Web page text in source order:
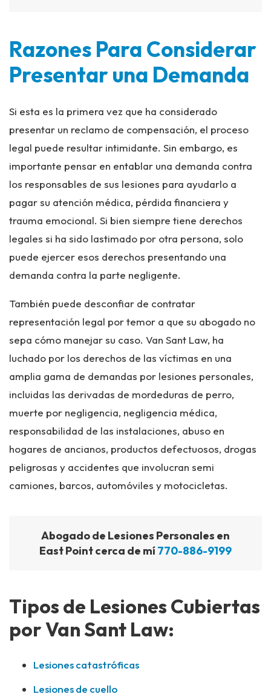
Razones Para Considerar
Presentar una Demanda
Si esta es la primera vez que ha considerado
presentar un reclamo de compensación, el proceso
legal puede resultar intimidante. Sin embargo, es
importante pensar en entablar una demanda contra
los responsables de sus lesiones para ayudarlo a
pagar su atención médica, pérdida financiera y
trauma emocional. Si bien siempre tiene derechos
legales si ha sido lastimado por otra persona, solo
puede ejercer esos derechos presentando una
demanda contra la parte negligente.
También puede desconfiar de contratar
representación legal por temor a que su abogado no
sepa cómo manejar su caso. Van Sant Law, ha
luchado por los derechos de las víctimas en una
amplia gama de demandas por lesiones personales,
incluidas las derivadas de mordeduras de perro,
muerte por negligencia, negligencia médica,
responsabilidad de las instalaciones, abuso en
hogares de ancianos, productos defectuosos, drogas
peligrosas y accidentes que involucran semi
camiones, barcos, automóviles y motocicletas.
Abogado de Lesiones Personales en
East Point cerca de mí770-886-9199
Tipos de Lesiones Cubiertas
por Van Sant Law:
Lesiones catastróficas
Lesiones de cuello